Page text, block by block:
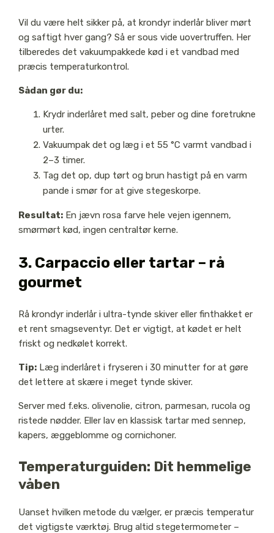
Vil du være helt sikker på, at krondyr inderlår bliver mørt
og saftigt hver gang? Så er sous vide uovertruffen. Her
tilberedes det vakuumpakkede kød i et vandbad med
præcis temperaturkontrol.
Sådan gør du:
Krydr inderlåret med salt, peber og dine foretrukne
urter.
Vakuumpak det og læg i et 55 °C varmt vandbad i
2–3 timer.
Tag det op, dup tørt og brun hastigt på en varm
pande i smør for at give stegeskorpe.
Resultat:En jævn rosa farve hele vejen igennem,
smørmørt kød, ingen centraltør kerne.
3. Carpaccio eller tartar – rå
gourmet
Rå krondyr inderlår i ultra-tynde skiver eller finthakket er
et rent smagseventyr. Det er vigtigt, at kødet er helt
friskt og nedkølet korrekt.
Tip:Læg inderlåret i fryseren i 30 minutter for at gøre
det lettere at skære i meget tynde skiver.
Server med f.eks. olivenolie, citron, parmesan, rucola og
ristede nødder. Eller lav en klassisk tartar med sennep,
kapers, æggeblomme og cornichoner.
Temperaturguiden: Dit hemmelige
våben
Uanset hvilken metode du vælger, er præcis temperatur
det vigtigste værktøj. Brug altid stegetermometer –